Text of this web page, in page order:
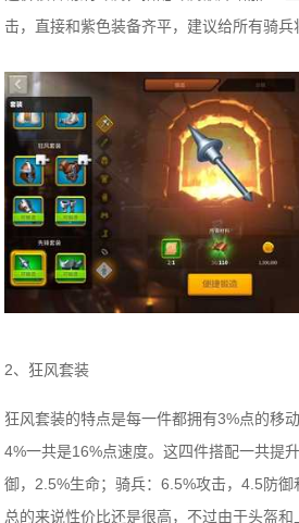
击，直接和紫色装备齐平，建议给所有骑兵
2、狂风套装
狂风套装的特点是每一件都拥有3%点的移
4%一共是16%点速度。这四件搭配一共提
御，2.5%生命；骑兵：6.5%攻击，4.5防御
总的来说性价比还是很高，不过由于头盔